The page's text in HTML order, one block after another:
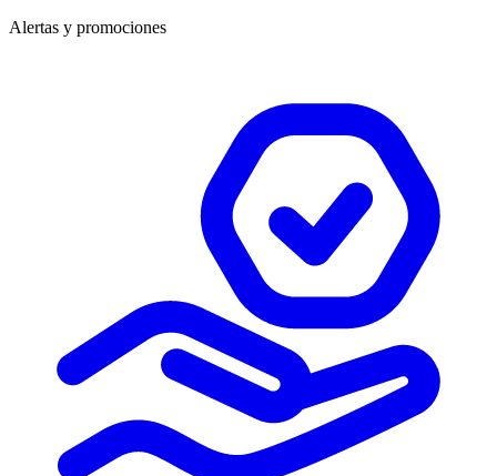
Alertas y promociones